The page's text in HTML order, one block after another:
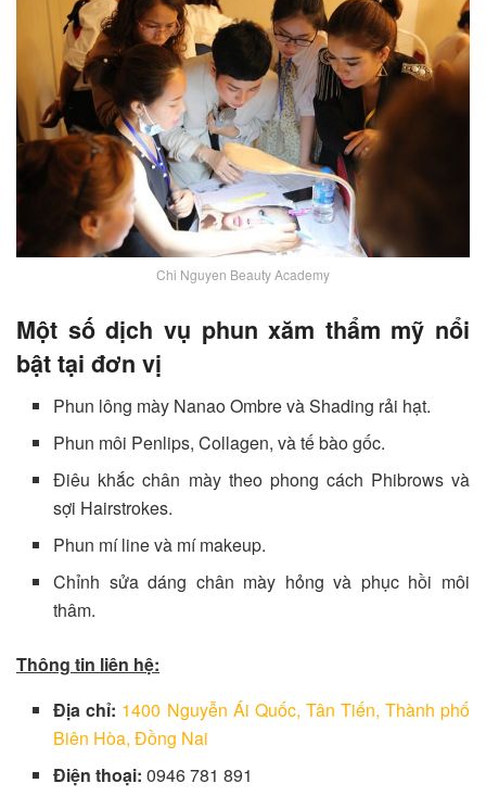
Chi Nguyen Beauty Academy
Một số dịch vụ phun xăm thẩm mỹ nổi
bật tại đơn vị
Phun lông mày Nanao Ombre và Shading rải hạt.
Phun môi Penlips, Collagen, và tế bào gốc.
Điêu khắc chân mày theo phong cách Phibrows và
sợi Hairstrokes.
Phun mí line và mí makeup.
Chỉnh sửa dáng chân mày hỏng và phục hồi môi
thâm.
Thông tin liên hệ:
Địa chỉ: 1400 Nguyễn Ái Quốc, Tân Tiến, Thành phố
Biên Hòa, Đồng Nai
Điện thoại:0946 781 891